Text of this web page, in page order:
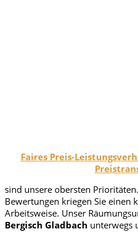
Faires Preis-
sind unsere obersten
Bewertungen kriegen Sie einen
Arbeitsweise. Unser
Bergisch Gladbach unterwegs